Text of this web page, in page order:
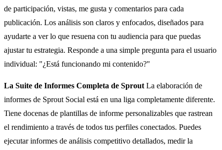
de participación, vistas, me gusta y comentarios para cada
publicación. Los análisis son claros y enfocados, diseñados para
ayudarte a ver lo que resuena con tu audiencia para que puedas
ajustar tu estrategia. Responde a una simple pregunta para el usuario
individual: "¿Está funcionando mi contenido?"
La Suite de Informes Completa de Sprout La elaboración de
informes de Sprout Social está en una liga completamente diferente.
Tiene docenas de plantillas de informe personalizables que rastrean
el rendimiento a través de todos tus perfiles conectados. Puedes
ejecutar informes de análisis competitivo detallados, medir la